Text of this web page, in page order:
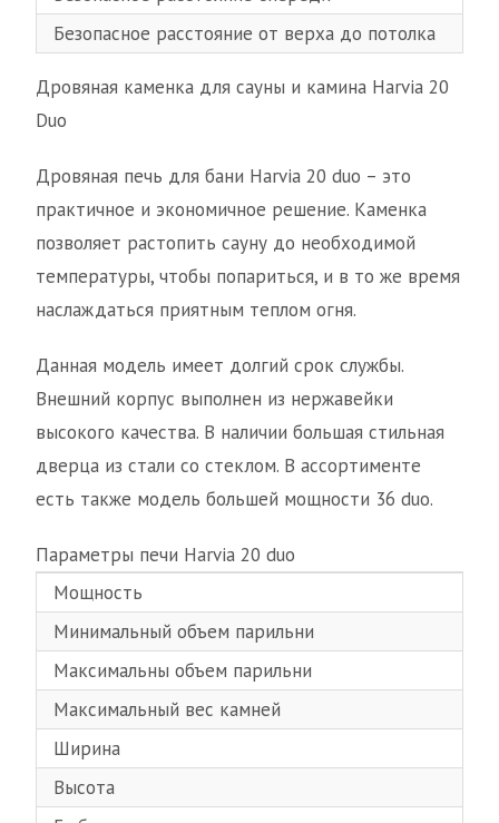
Безопасное расстояние от верха до потолка
Дровяная каменка для сауны и камина Harvia 20
Duo
Дровяная печь для бани Harvia 20 duo – это
практичное и экономичное решение. Каменка
позволяет растопить сауну до необходимой
температуры, чтобы попариться, и в то же время
наслаждаться приятным теплом огня.
Данная модель имеет долгий срок службы.
Внешний корпус выполнен из нержавейки
высокого качества. В наличии большая стильная
дверца из стали со стеклом. В ассортименте
есть также модель большей мощности 36 duo.
Параметры печи Нarvia 20 duo
Мощность
Минимальный объем парильни
Максимальны объем парильни
Максимальный вес камней
Ширина
Высота